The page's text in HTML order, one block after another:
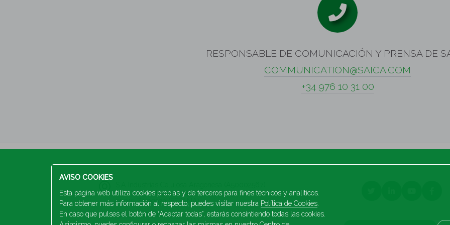
RESPONSABLE DE COMUNICACIÓN Y PRENSA DE
COMMUNICATION@SAICA.COM
+34 976 10 31 00
San Juan de la Peña, 144
50015 Zaragoza (ESPAÑA)
+34 976 103 100
AVISO COOKIES
Esta página web utiliza cookies propias y de terceros para fines técnicos y analíticos.
Para obtener más información al respecto, puedes visitar nuestra Política de Cookies
En caso que pulses el botón de “Aceptar todas”, estarás consintiendo todas las cookies.